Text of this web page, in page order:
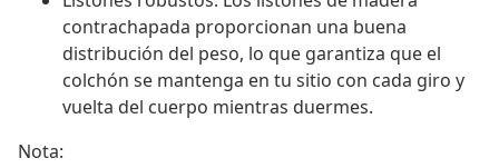
contrachapada proporcionan una buena
distribución del peso, lo que garantiza que el
colchón se mantenga en tu sitio con cada giro y
vuelta del cuerpo mientras duermes.
Nota: